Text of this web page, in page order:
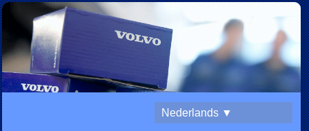
Nederlands ▼